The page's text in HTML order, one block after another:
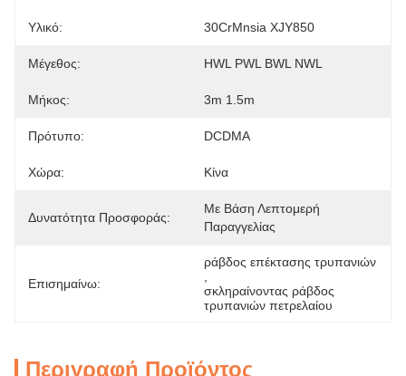
Υλικό: 30CrMnsia XJY850
Μέγεθος: HWL PWL BWL NWL
Μήκος: 3m 1.5m
Πρότυπο: DCDMA
Χώρα: Κίνα
Δυνατότητα Προσφοράς:
Με Βάση Λεπτομερή
Παραγγελίας
Επισημαίνω:
ράβδος επέκτασης τρυπανιών
σκληραίνοντας ράβδος
τρυπανιών πετρελαίου
Περιγραφή Προϊόντος